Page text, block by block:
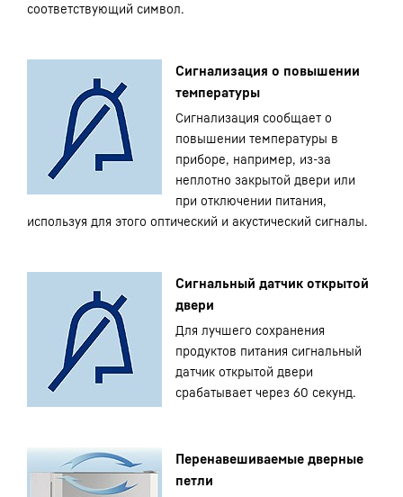
соответствующий символ.
Сигнализация о повышении
температуры
Сигнализация сообщает о
повышении температуры в
приборе, например, из-за
неплотно закрытой двери или
при отключении питания,
используя для этого оптический и акустический сигналы.
Сигнальный датчик открытой
двери
Для лучшего сохранения
продуктов питания сигнальный
датчик открытой двери
срабатывает через 60 секунд.
Перенавешиваемые дверные
петли